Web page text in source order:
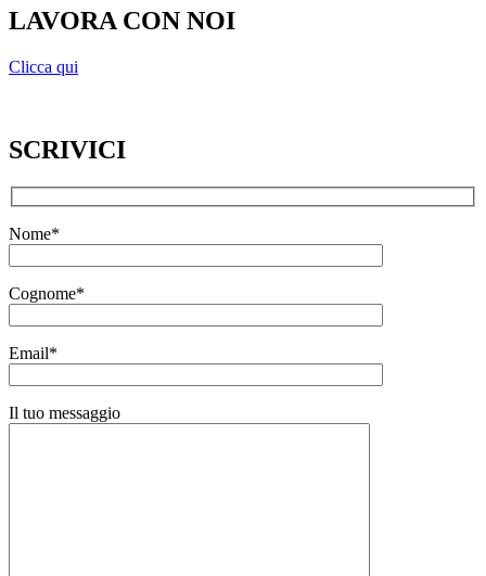
LAVORA CON NOI
Clicca qui
SCRIVICI
Nome*
Cognome*
Email*
Il tuo messaggio